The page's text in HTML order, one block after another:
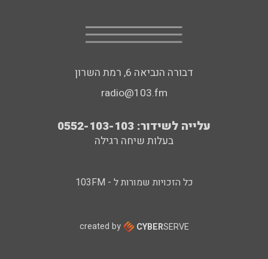
דבורה הנביאה 6, רמת השרון
radio@103.fm
עלייה לשידור: 0552-103-103
בעלות שיחה רגילה
כל הזכויות שמורות ל - 103FM
created by CYBERSERVE